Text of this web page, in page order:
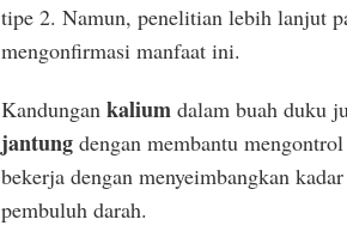
tipe 2. Namun, penelitian lebih lanjut
mengonfirmasi manfaat ini.
Kandungan kaliumdalam buah duku
jantungdengan membantu
bekerja dengan menyeimbangkan
pembuluh darah.